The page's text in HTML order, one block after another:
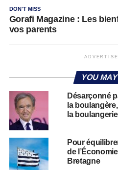
DON'T MISS
Gorafi Magazine : Les
vos parents
YOU
Désarçonné
la
la boulangerie
Pour
de
Bretagne